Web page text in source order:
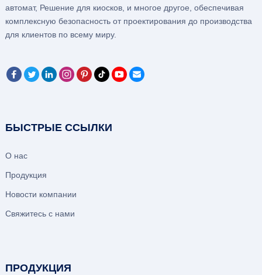
автомат, Решение для киосков, и многое другое, обеспечивая
комплексную безопасность от проектирования до производства
для клиентов по всему миру.
БЫСТРЫЕ ССЫЛКИ
О нас
Продукция
Новости компании
Свяжитесь с нами
ПРОДУКЦИЯ